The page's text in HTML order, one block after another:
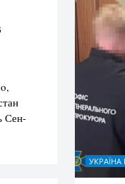
Сен-
УКРАЇНА